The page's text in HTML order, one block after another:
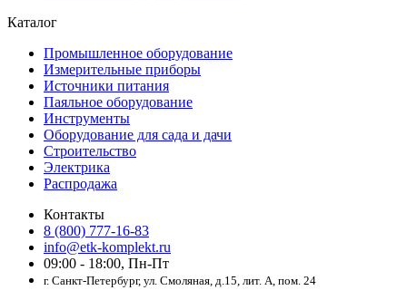
Каталог
Промышленное оборудование
Измерительные приборы
Источники питания
Паяльное оборудование
Инструменты
Оборудование для сада и дачи
Строительство
Электрика
Распродажа
Контакты
8 (800) 777-16-83
info@etk-komplekt.ru
09:00 - 18:00, Пн-Пт
г. Санкт-Петербург, ул. Смоляная, д.15, лит. А, пом. 24